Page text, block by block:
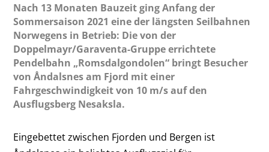
Nach 13 Monaten Bauzeit ging Anfang der
Sommersaison 2021 eine der längsten Seilbahnen
Norwegens in Betrieb: Die von der
Doppelmayr/Garaventa-Gruppe errichtete
Pendelbahn „Romsdalgondolen“ bringt Besucher
von Åndalsnes am Fjord mit einer
Fahrgeschwindigkeit von 10 m/s auf den
Ausflugsberg Nesaksla.
Eingebettet zwischen Fjorden und Bergen ist